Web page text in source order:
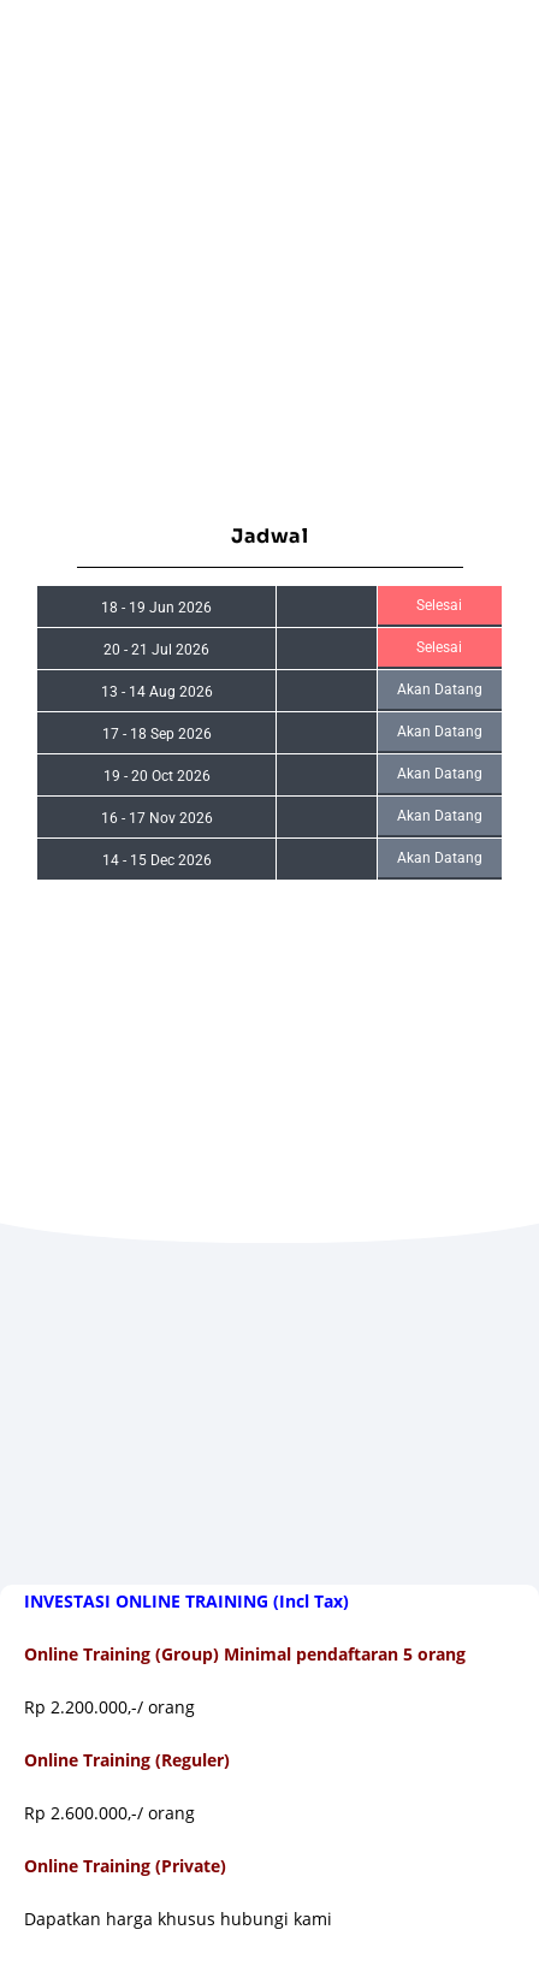
Jadwal
18 - 19 Jun 2026 Selesai
20 -21 Jul 2026 Selesai
13 - 14 Aug 2026 Akan Datang
17 - 18 Sep 2026 Akan Datang
19 - 20 Oct 2026 Akan Datang
16 - 17 Nov 2026 Akan Datang
14 - 15 Dec 2026 Akan Datang
INVESTASI ONLINE TRAINING (Incl Tax)
Online Training (Group) Minimal pendaftaran 5 orang
Rp 2.200.000,-/ orang
Online Training (Reguler)
Rp 2.600.000,-/ orang
Online Training (Private)
Dapatkan harga khusus hubungi kami